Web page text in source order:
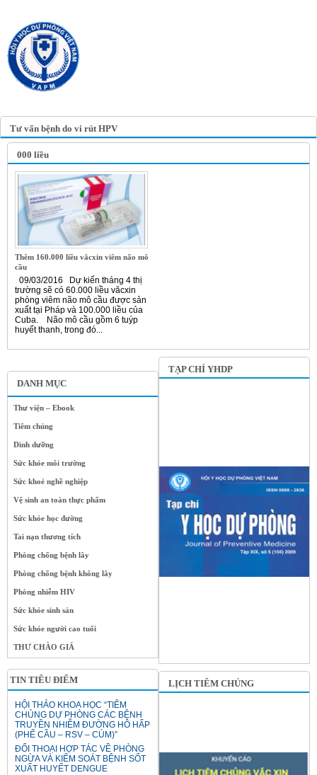
Tư vấn bệnh do vi rút HPV
DANH MỤC
Thư viện – Ebook
Tiêm chủng
Dinh dưỡng
Sức khỏe môi trường
Sức khoẻ nghề nghiệp
Vệ sinh an toàn thực phẩm
Sức khỏe học đường
Tai nạn thương tích
Phòng chống bệnh lây
Phòng chống bệnh không lây
Phòng nhiễm HIV
Sức khỏe sinh sản
Sức khỏe người cao tuổi
THƯ CHÀO GIÁ
TIN TIÊU ĐIỂM
HỘI THẢO KHOA HỌC “TIÊM
CHỦNG DỰ PHÒNG CÁC BỆNH
TRUYỀN NHIỄM ĐƯỜNG HÔ HẤP
(PHẾ CẦU – RSV – CÚM)”
ĐỐI THOẠI HỢP TÁC VỀ PHÒNG
NGỪA VÀ KIỂM SOÁT BỆNH SỐT
XUẤT HUYẾT DENGUE
000 liều
Thêm 160.000 liều văcxin viêm não mô
cầu
09/03/2016 Dự kiến tháng 4 thị
trường sẽ có 60.000 liều văcxin
phòng viêm não mô cầu được sản
xuất tại Pháp và 100.000 liều của
Cuba. Não mô cầu gồm 6 tuýp
huyết thanh, trong đó...
TẠP CHÍ YHDP
LỊCH TIÊM CHỦNG